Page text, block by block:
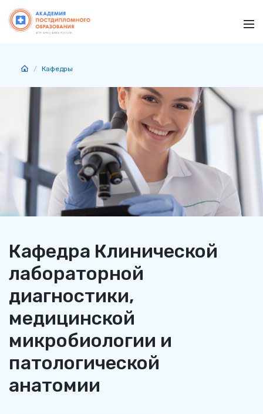
Кафедры
Кафедра Клинической
лабораторной
диагностики,
медицинской
микробиологии и
патологической
анатомии